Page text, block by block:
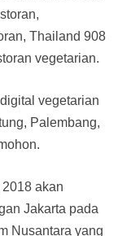
Thailand 908
vegetarian.
vegetarian
Palembang,
akan
Jakarta pada
Nusantara yang